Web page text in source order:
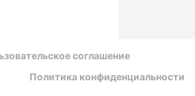
соглашение
Политика конфиденциальности